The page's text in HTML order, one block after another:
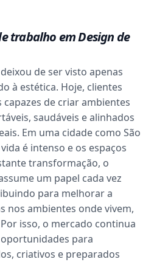
trabalho em Design de
de ser visto apenas
à estética. Hoje, clientes
de criar ambientes
saudáveis e alinhados
Em uma cidade como São
é intenso e os espaços
transformação, o
um papel cada vez
para melhorar a
nos ambientes onde vivem,
isso, o mercado continua
para
criativos e preparados